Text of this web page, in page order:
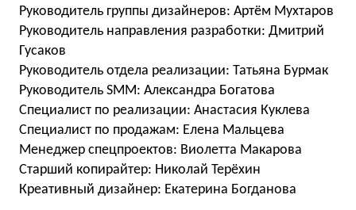
Руководитель группы дизайнеров: Артём Мухтаров
Руководитель направления разработки: Дмитрий
Гусаков
Руководитель отдела реализации: Татьяна Бурмак
Руководитель SMM: Александра Богатова
Специалист по реализации: Анастасия Куклева
Специалист по продажам: Елена Мальцева
Менеджер спецпроектов: Виолетта Макарова
Старший копирайтер: Николай Терёхин
Креативный дизайнер: Екатерина Богданова